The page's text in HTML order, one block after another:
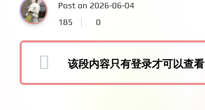
Post on 2026-06-04
185
0
该段内容只有登录才可以查看